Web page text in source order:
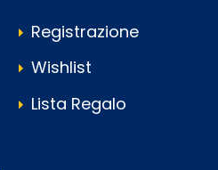
Registrazione
Wishlist
Lista Regalo